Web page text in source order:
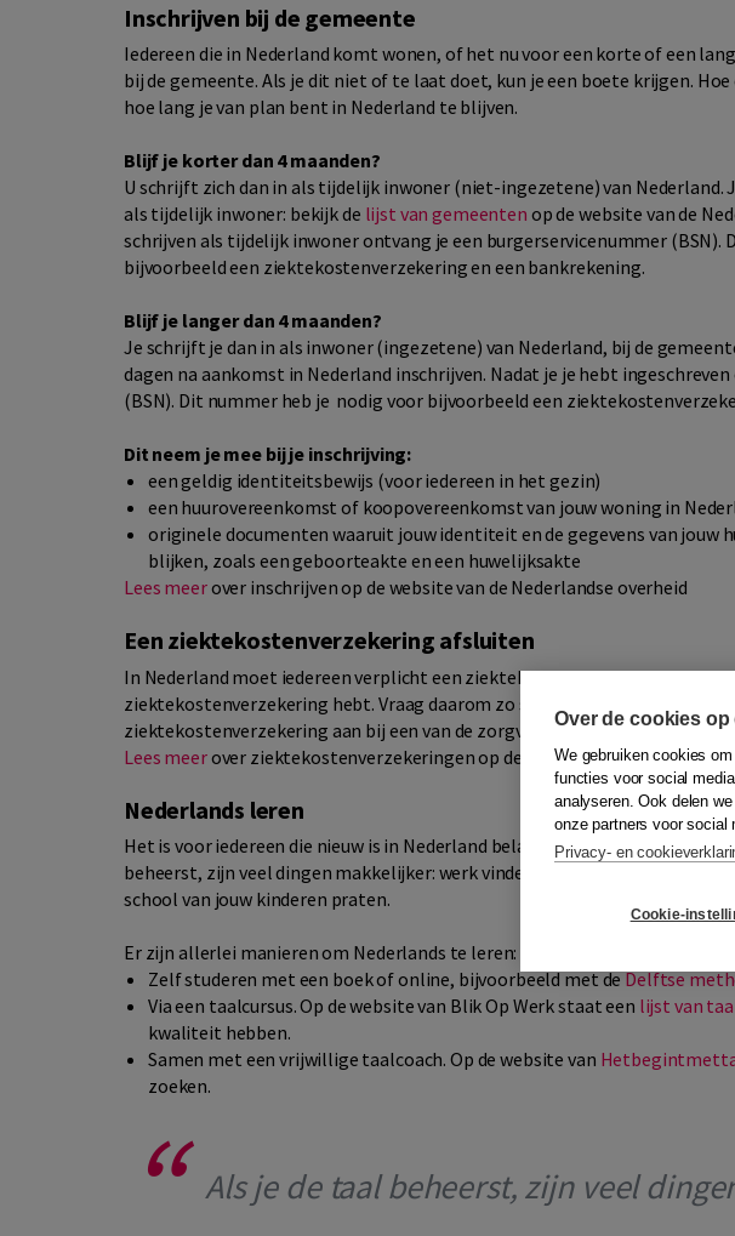
Inschrijven bij de gemeente
Iedereen die in Nederland komt wonen, of het nu voor een korte of een
bij de gemeente. Als je dit niet of te laat doet, kun je een boete krijgen.
hoe lang je van plan bent in Nederland te blijven.
Blijf je korter dan 4 maanden?
U schrijft zich dan in als tijdelijk inwoner (niet-ingezetene) van Nederland.
als tijdelijk inwoner: bekijk de lijst van gemeenten op de website van de
schrijven als tijdelijk inwoner ontvang je een burgerservicenummer (BSN).
bijvoorbeeld een ziektekostenverzekering en een bankrekening.
Blijf je langer dan 4 maanden?
Je schrijft je dan in als inwoner (ingezetene) van Nederland, bij de
dagen na aankomst in Nederland inschrijven. Nadat je je hebt
(BSN). Dit nummer heb je nodig voor bijvoorbeeld een
Dit neem je mee bij je inschrijving:
een geldig identiteitsbewijs (voor iedereen in het gezin)
een huurovereenkomst of koopovereenkomst van jouw woning in
originele documenten waaruit jouw identiteit en de gegevens van jouw
blijken, zoals een geboorteakte en een huwelijksakte
Lees meerover inschrijven op de website van de Nederlandse overheid
Een ziektekostenverzekering afsluiten
In Nederland moet iedereen verplicht een ziektekostenverzekering
ziektekostenverzekering hebt. Vraag daarom zo snel mogelijk na aankomst
ziektekostenverzekering aan bij een van de zorgverzekeraars.
Lees meerover ziektekostenverzekeringen op de website
Nederlands leren
Het is voor iedereen die nieuw is in Nederland belangrijk om de taal zo snel
beheerst, zijn veel dingen makkelijker: werk vinden, met de gemeente of
school van jouw kinderen praten.
Er zijn allerlei manieren om Nederlands te leren:
Zelf studeren met een boek of online, bijvoorbeeld met deDelftse
Via een taalcursus. Op de website van Blik Op Werk staat een lijst van
kwaliteit hebben.
Samen met een vrijwillige taalcoach. Op de website van
zoeken.
Als je de taal beheerst, zijn veel
Over de cookies op
We gebruiken cookies
functies voor social
analyseren. Ook delen
onze partners voor social
Privacy- en
Cookie-